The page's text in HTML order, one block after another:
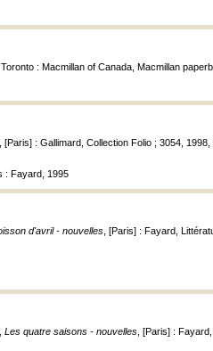
: Macmillan of Canada, Macmillan
, [Paris] : Gallimard, Collection Folio ; 3054, 1998,
: Fayard, 1995
d'avril - nouvelles , [Paris] : Fayard,
Les quatre saisons - nouvelles , [Paris] :